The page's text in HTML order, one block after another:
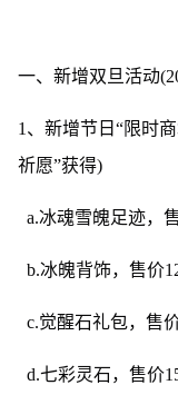
一、新增双旦活动
1、新增节日“限时
祈愿”获得)
a.冰魂雪魄足迹，
b.冰魄背饰，售价
c.觉醒石礼包，售
d.七彩灵石，售价